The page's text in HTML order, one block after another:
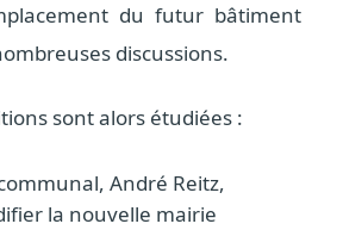
du futur bâtiment
discussions.
sont alors étudiées :
André Reitz,
la nouvelle mairie